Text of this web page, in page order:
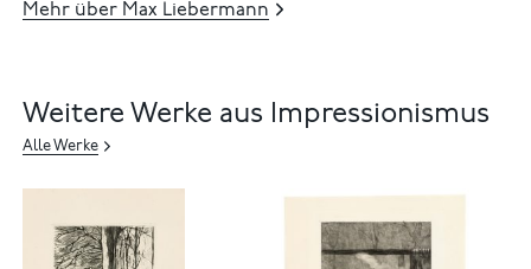
Mehr über Max Liebermann
Weitere Werke aus Impressionismus
Alle Werke